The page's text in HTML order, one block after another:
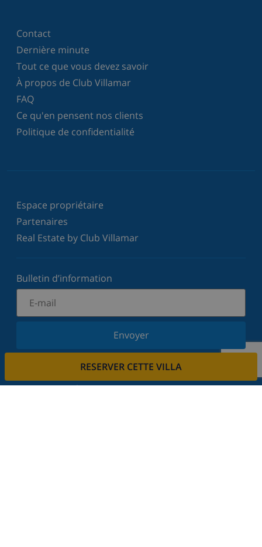
RESERVER CETTE VILLA
Contact
Dernière minute
Tout ce que vous devez savoir
À propos de Club Villamar
FAQ
Ce qu'en pensent nos clients
Politique de confidentialité
Espace propriétaire
Partenaires
Real Estate by Club Villamar
Bulletin d’information
Envoyer
Inscrivez-vous à notre newsletter et restez informé
votre vie privée.